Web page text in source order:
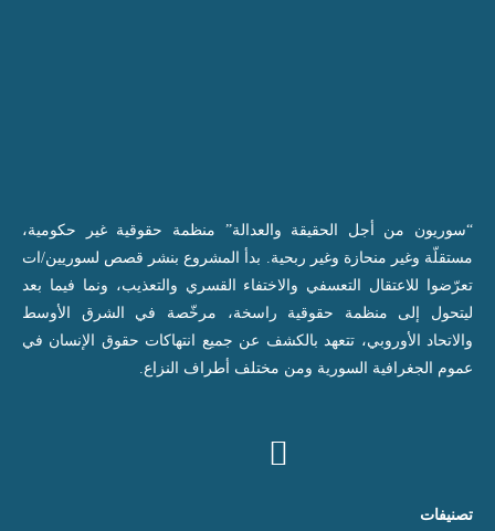
“سوريون من أجل الحقيقة والعدالة” منظمة حقوقية غير حكومية،
مستقلّة وغير منحازة وغير ربحية. بدأ المشروع بنشر قصص لسوريين/ات
تعرّضوا للاعتقال التعسفي والاختفاء القسري والتعذيب، ونما فيما بعد
ليتحول إلى منظمة حقوقية راسخة، مرخّصة في الشرق الأوسط
والاتحاد الأوروبي، تتعهد بالكشف عن جميع انتهاكات حقوق الإنسان في
عموم الجغرافية السورية ومن مختلف أطراف النزاع.
تصنيفات